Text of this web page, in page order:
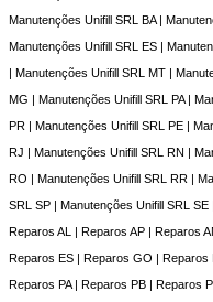
Manutenções Unifill SRL BA |
Manutenções Unifill SRL ES |
| Manutenções Unifill SRL MT |
MG | Manutenções Unifill SRL PA |
PR | Manutenções Unifill SRL PE |
RJ | Manutenções Unifill SRL RN |
RO | Manutenções Unifill SRL RR |
SRL SP | Manutenções Unifill SRL
Reparos AL | Reparos AP | Reparos
Reparos ES | Reparos GO |
Reparos PA | Reparos PB | Reparos